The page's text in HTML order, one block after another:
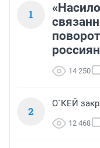
1
14 250
2
О`КЕЙ
12 468